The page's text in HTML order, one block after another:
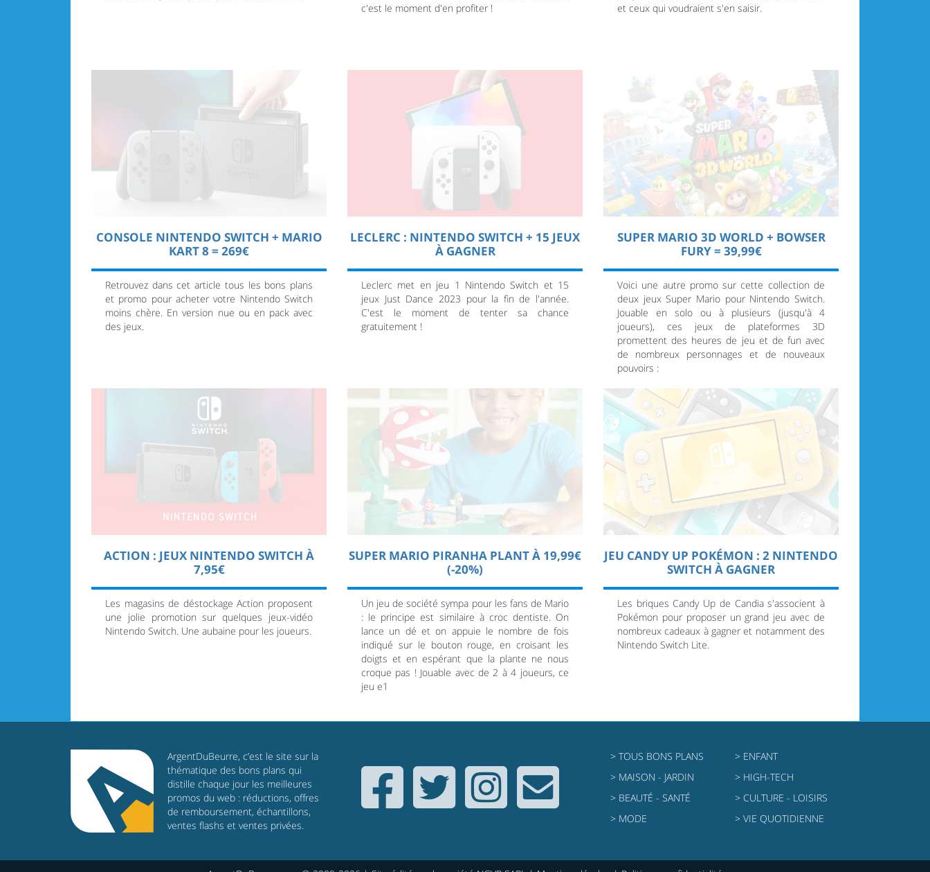
c'est le moment d'en profiter !
et ceux qui voudraient s'en saisir.
CONSOLE NINTENDO SWITCH + MARIO
KART 8 = 269€
Retrouvez dans cet article tous les bons plans
et promo pour acheter votre Nintendo Switch
moins chère. En version nue ou en pack avec
des jeux.
LECLERC : NINTENDO SWITCH + 15 JEUX
À GAGNER
Leclerc met en jeu 1 Nintendo Switch et 15
jeux Just Dance 2023 pour la fin de l'année.
C'est le moment de tenter sa chance
gratuitement !
SUPER MARIO 3D WORLD + BOWSER
FURY = 39,99€
Voici une autre promo sur cette collection de
deux jeux Super Mario pour Nintendo Switch.
Jouable en solo ou à plusieurs (jusqu'à 4
joueurs), ces jeux de plateformes 3D
promettent des heures de jeu et de fun avec
de nombreux personnages et de nouveaux
pouvoirs :
ACTION : JEUX NINTENDO SWITCH À
7,95€
Les magasins de déstockage Action proposent
une jolie promotion sur quelques jeux-vidéo
Nintendo Switch. Une aubaine pour les joueurs.
SUPER MARIO PIRANHA PLANT À 19,99€
(-20%)
Un jeu de société sympa pour les fans de Mario
: le principe est similaire à croc dentiste. On
lance un dé et on appuie le nombre de fois
indiqué sur le bouton rouge, en croisant les
doigts et en espérant que la plante ne nous
croque pas ! Jouable avec de 2 à 4 joueurs, ce
jeu e1
JEU CANDY UP POKÉMON : 2 NINTENDO
SWITCH À GAGNER
Les briques Candy Up de Candia s'associent à
Pokémon pour proposer un grand jeu avec de
nombreux cadeaux à gagner et notamment des
Nintendo Switch Lite.
ArgentDuBeurre, c’est le site sur la
thématique des bons plans qui
distille chaque jour les meilleures
promos du web : réductions, offres
de remboursement, échantillons,
ventes flashs et ventes privées.
> TOUS BONS PLANS
> ENFANT
> MAISON - JARDIN
> HIGH-TECH
> BEAUTÉ - SANTÉ
> CULTURE - LOISIRS
> MODE
> VIE QUOTIDIENNE